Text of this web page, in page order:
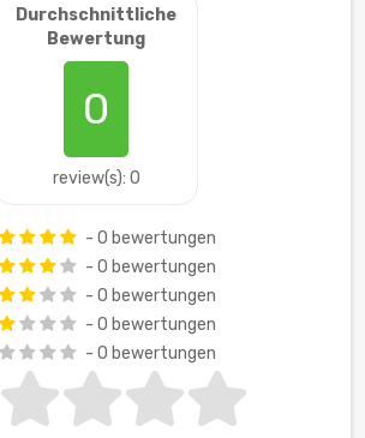
Durchschnittliche
Bewertung
0
review(s): 0
- 0 bewertungen
- 0 bewertungen
- 0 bewertungen
- 0 bewertungen
- 0 bewertungen